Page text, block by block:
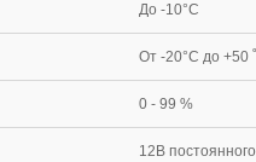
До -10°С
От -20°С до +50
0 - 99 %
12В